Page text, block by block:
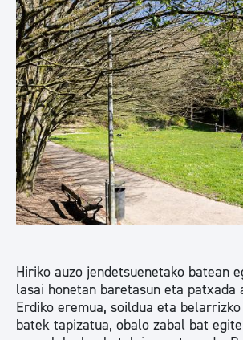
Hiriko auzo jendetsuenetako batean
lasai honetan baretasun eta patxada
Erdiko eremua, soildua eta
batek tapizatua, obalo zabal bat